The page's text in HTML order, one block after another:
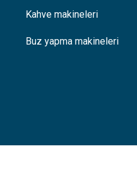
Kahve makineleri
Buz yapma makineleri